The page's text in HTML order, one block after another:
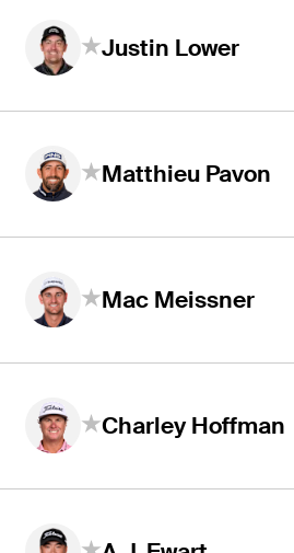
Justin Lower
Matthieu Pavon
Mac Meissner
Charley Hoffman